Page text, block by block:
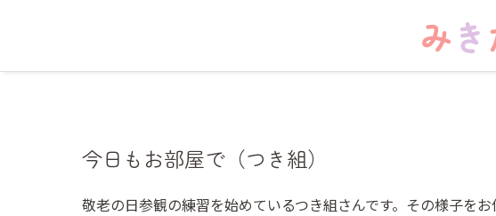
今日もお部屋で（つき組）
敬老の日参観の練習を始めているつき組さんです。その様子を